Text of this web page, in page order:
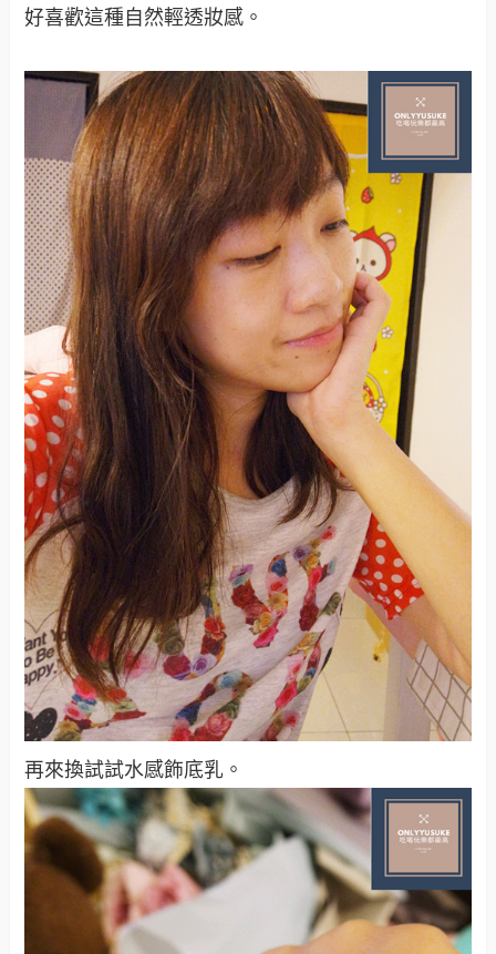
好喜歡這種自然輕透妝感。
再來換試試水感飾底乳。